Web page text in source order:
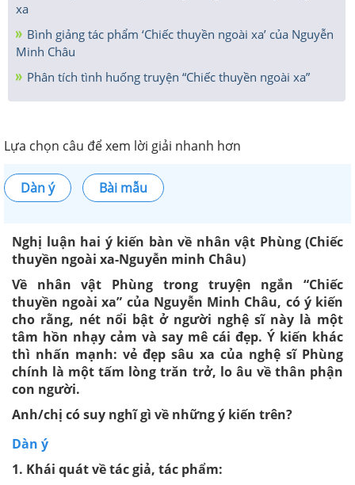
xa
Bình giảng tác phẩm ‘Chiếc thuyền ngoài xa’ của Nguyễn
Minh Châu
Phân tích tình huống truyện “Chiếc thuyền ngoài xa”
Lựa chọn câu để xem lời giải nhanh hơn
Dàn ý Bài mẫu
Nghị luận hai ý kiến bàn về nhân vật Phùng (Chiếc
thuyền ngoài xa-Nguyễn minh Châu)
Về nhân vật Phùng trong truyện ngắn “Chiếc
thuyền ngoài xa” của Nguyễn Minh Châu, có ý kiến
cho rằng, nét nổi bật ở người nghệ sĩ này là một
tâm hồn nhạy cảm và say mê cái đẹp. Ý kiến khác
thì nhấn mạnh: vẻ đẹp sâu xa của nghệ sĩ Phùng
chính là một tấm lòng trăn trở, lo âu về thân phận
con người.
Anh/chị có suy nghĩ gì về những ý kiến trên?
Dàn ý
1. Khái quát về tác giả, tác phẩm: